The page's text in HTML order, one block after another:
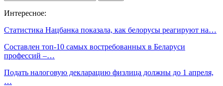
Интересное:
Статистика Нацбанка показала, как белорусы реагируют на…
Составлен топ-10 самых востребованных в Беларуси
профессий –…
Подать налоговую декларацию физлица должны до 1 апреля,
…